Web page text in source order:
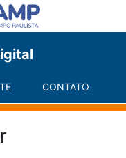
CONTATO